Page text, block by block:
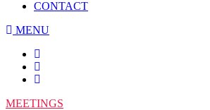
CONTACT
MENU
MEETINGS